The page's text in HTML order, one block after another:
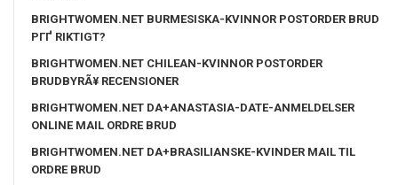
BRIGHTWOMEN.NET BURMESISKA-KVINNOR POSTORDER BRUD
PГҐ RIKTIGT?
BRIGHTWOMEN.NET CHILEAN-KVINNOR POSTORDER
BRUDBYRÃ¥ RECENSIONER
BRIGHTWOMEN.NET DA+ANASTASIA-DATE-ANMELDELSER
ONLINE MAIL ORDRE BRUD
BRIGHTWOMEN.NET DA+BRASILIANSKE-KVINDER MAIL TIL
ORDRE BRUD